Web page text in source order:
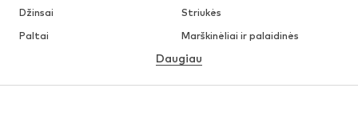
Džinsai
Striukės
Paltai
Marškinėliai ir palaidinės
Apatiniai
Daugiau